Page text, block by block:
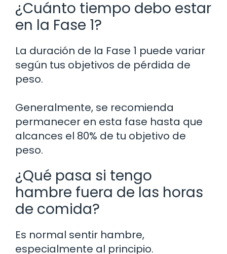
¿Cuánto tiempo debo estar
en la Fase 1?
La duración de la Fase 1 puede variar
según tus objetivos de pérdida de
peso.
Generalmente, se recomienda
permanecer en esta fase hasta que
alcances el 80% de tu objetivo de
peso.
¿Qué pasa si tengo
hambre fuera de las horas
de comida?
Es normal sentir hambre,
especialmente al principio.